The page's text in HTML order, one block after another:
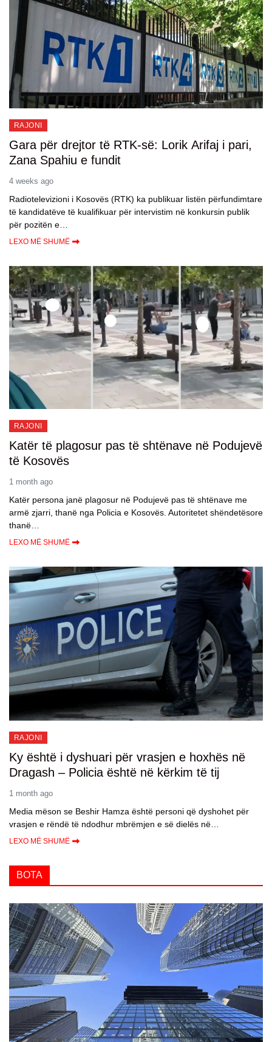
RAJONI
Gara për drejtor të RTK-së: Lorik Arifaj i pari,
Zana Spahiu e fundit
4 weeks ago
Radiotelevizioni i Kosovës (RTK) ka publikuar listën përfundimtare
të kandidatëve të kualifikuar për intervistim në konkursin publik
për pozitën e…
LEXO MË SHUMË
RAJONI
Katër të plagosur pas të shtënave në Podujevë
të Kosovës
1 month ago
Katër persona janë plagosur në Podujevë pas të shtënave me
armë zjarri, thanë nga Policia e Kosovës. Autoritetet shëndetësore
thanë…
LEXO MË SHUMË
RAJONI
Ky është i dyshuari për vrasjen e hoxhës në
Dragash – Policia është në kërkim të tij
1 month ago
Media mëson se Beshir Hamza është personi që dyshohet për
vrasjen e rëndë të ndodhur mbrëmjen e së dielës në…
LEXO MË SHUMË
BOTA